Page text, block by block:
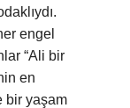
engel
“Ali bir
en
bir yaşam